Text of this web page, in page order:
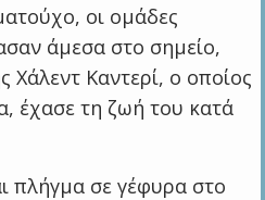
οι ομάδες
άμεσα στο σημείο,
Καντερί, ο οποίος
έχασε τη ζωή του κατά
πλήγμα σε γέφυρα στο